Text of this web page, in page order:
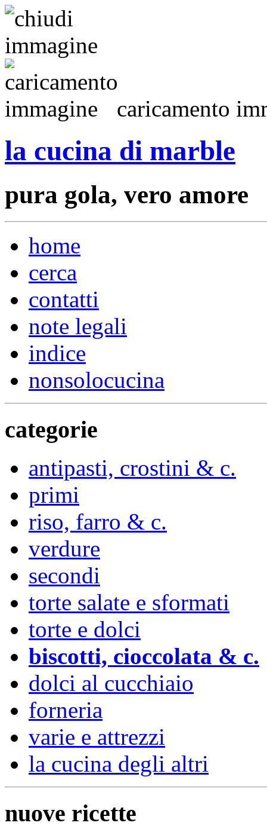
caricamento
la cucina di marble
pura gola, vero amore
home
cerca
contatti
note legali
indice
nonsolocucina
categorie
antipasti, crostini & c.
primi
riso, farro & c.
verdure
secondi
torte salate e sformati
torte e dolci
biscotti, cioccolata & c.
dolci al cucchiaio
forneria
varie e attrezzi
la cucina degli altri
nuove ricette